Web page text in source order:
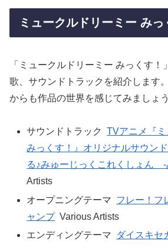
ミュークルドリーミー みっ
「ミュークルドリーミー みっくす！
歌、サウンドトラックを紹介します
からも作品の世界を感じてみましょう
サウンドトラック
TVアニメ『
みっくす！』オリジナルサウン
る♪みゅーじっくこれくしょん -
Artists
オープニングテーマ フレー！フ
ャンプ Various Artists
エンディングテーマ
ダイスキセ